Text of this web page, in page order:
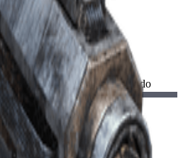
Item: Scanner Snitch danificado